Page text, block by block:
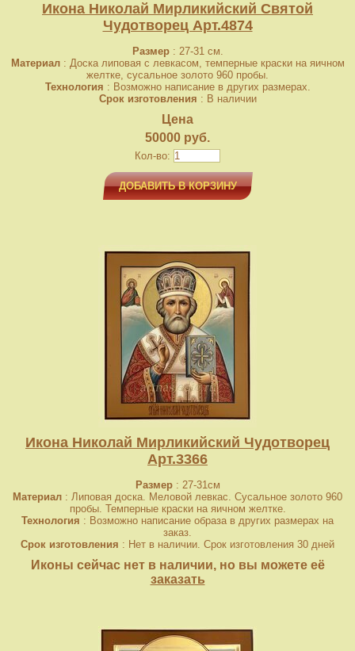
Икона Николай Мирликийский Святой
Чудотворец Арт.4874
Размер: 27-31 см.
Материал: Доска липовая с левкасом, темперные краски на яичном
желтке, сусальное золото 960 пробы.
Технология : Возможно написание в других размерах.
Срок изготовления : В наличии
Цена
50000 руб.
Кол-во:
ДОБАВИТЬ В КОРЗИНУ
Икона Николай Мирликийский Чудотворец
Арт.3366
Размер: 27-31см
Материал : Липовая доска. Меловой левкас. Сусальное золото 960
пробы. Темперные краски на яичном желтке.
Технология : Возможно написание образа в других размерах на
заказ.
Срок изготовления : Нет в наличии. Срок изготовления 30 дней
Иконы сейчас нет в наличии, но вы можете её
заказать